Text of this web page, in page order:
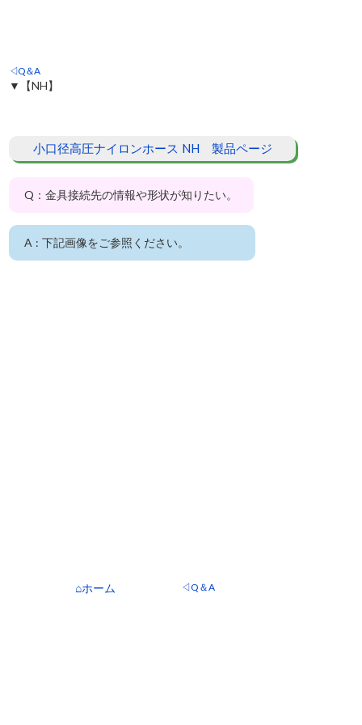
◁Q＆A
▼【NH】
小口径高圧ナイロンホース NH 製品ページ
Q：金具接続先の情報や形状が知りたい。
A : 下記画像をご参照ください。
⌂ホーム ◁Q＆A